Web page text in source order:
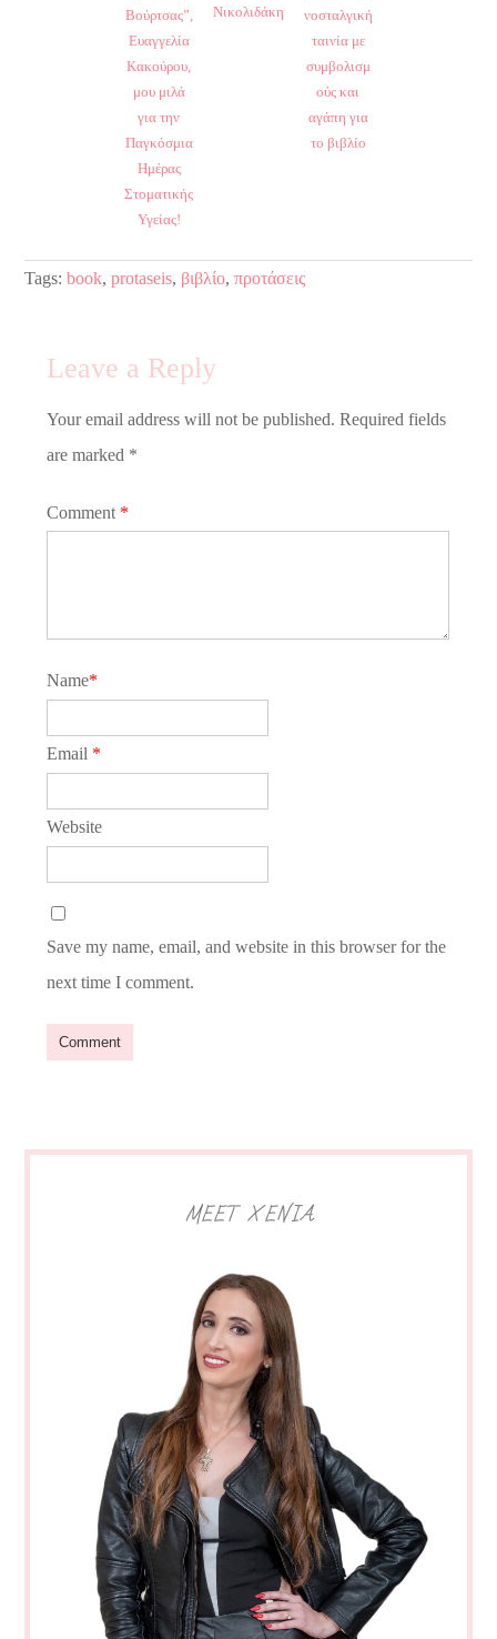
Βούρτσας”,
Ευαγγελία
Κακούρου,
μου μιλά
για την
Παγκόσμια
Ημέρας
Στοματικής
Υγείας!
Νικολιδάκη
νοσταλγική
ταινία με
συμβολισμ
ούς και
αγάπη για
το βιβλίο
Tags:book,protaseis, βιβλίο,προτάσεις
Leave a Reply
Your email address will not be published. Required fields
are marked *
Comment *
Name*
Email *
Website
Save my name, email, and website in this browser for the
next time I comment.
MEET XENIA